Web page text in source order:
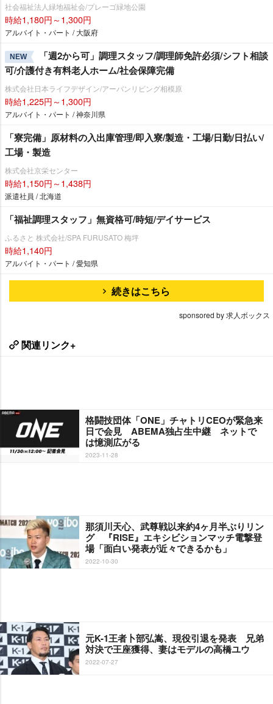
社会福祉法人緑地福祉会/プレーゴ緑地公園
時給1,180円～1,300円
アルバイト・パート / 大阪府
NEW
「週2から可」調理スタッフ/調理師免許必須/シフト相談
可/介護付き有料老人ホーム/社会保障完備
株式会社日本ライフデザイン/アーバンリビング相模原
時給1,225円～1,300円
アルバイト・パート / 神奈川県
「寮完備」原材料の入出庫管理/即入寮/製造・工場/日勤/日払い/
工場・製造
株式会社京栄センター
時給1,150円～1,438円
派遣社員 / 北海道
「福祉調理スタッフ」無資格可/時短/デイサービス
ふるさと 株式会社/SPA FURUSATO 梅坪
時給1,140円
アルバイト・パート / 愛知県
続きはこちら
sponsored by 求人ボックス
関連リンク+
格闘技団体「ONE」チャトリCEOが緊急来
日で会見 ABEMA独占生中継 ネットで
は憶測広がる
2023-11-28
那須川天心、武尊戦以来約4ヶ月半ぶりリン
グ 『RISE』エキシビションマッチ電撃登
場「面白い発表が近々できるかも」
2022-10-30
元K-1王者卜部弘嵩、現役引退を発表 兄弟
対決で王座獲得、妻はモデルの高橋ユウ
2022-07-27